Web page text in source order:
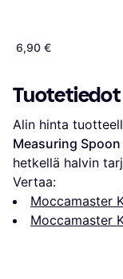
6,90 €
Tuotetiedot
Alin hinta
Measuring Spoon
hetkellä halvin
Vertaa:
Moccamaster
Moccamaster